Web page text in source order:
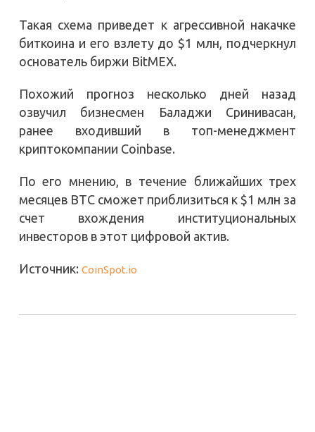
Такая схема приведет к агрессивной накачке
биткоина и его взлету до $1 млн, подчеркнул
основатель биржи BitMEX.
Похожий прогноз несколько дней назад
озвучил бизнесмен Баладжи Сринивасан,
ранее входивший в топ-менеджмент
криптокомпании Coinbase.
По его мнению, в течение ближайших трех
месяцев BTC сможет приблизиться к $1 млн за
счет вхождения институциональных
инвесторов в этот цифровой актив.
Источник: CoinSpot.io